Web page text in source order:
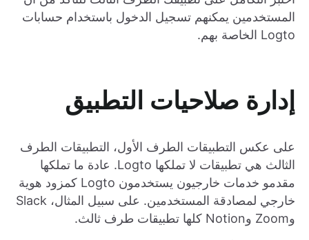
المستخدمين يمكنهم تسجيل الدخول باستخدام حسابات
Logto الخاصة بهم.
إدارة صلاحيات التطبيق
على عكس التطبيقات الطرف الأول، التطبيقات الطرف
الثالث هي تطبيقات لا تملكها Logto. عادة ما تملكها
مقدمو خدمات خارجيون يستخدمون Logto كمزود هوية
خارجي لمصادقة المستخدمين. على سبيل المثال، Slack
وZoom وNotion كلها تطبيقات طرف ثالث.